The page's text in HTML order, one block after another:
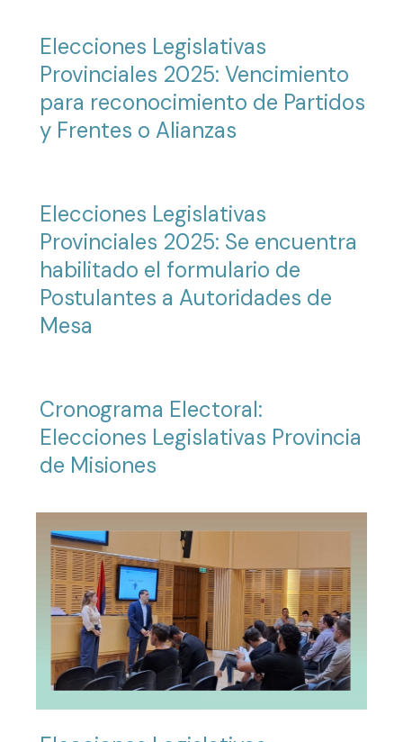
Elecciones Legislativas
Provinciales 2025: Vencimiento
para reconocimiento de Partidos
y Frentes o Alianzas
Elecciones Legislativas
Provinciales 2025: Se encuentra
habilitado el formulario de
Postulantes a Autoridades de
Mesa
Cronograma Electoral:
Elecciones Legislativas Provincia
de Misiones